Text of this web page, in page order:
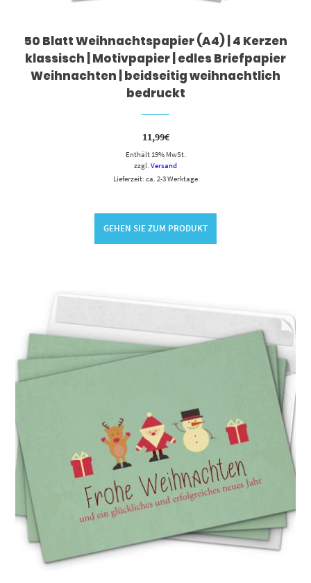
50 Blatt Weihnachtspapier (A4) | 4 Kerzen
klassisch | Motivpapier | edles Briefpapier
Weihnachten | beidseitig weihnachtlich
bedruckt
11,99€
Enthält 19% MwSt.
zzgl. Versand
Lieferzeit: ca. 2-3 Werktage
GEHEN SIE ZUM PRODUKT